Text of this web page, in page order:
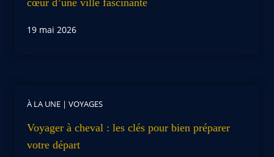
19 mai 2026
À LA UNE | VOYAGES
Voyager à cheval : les clés pour bien préparer
votre départ